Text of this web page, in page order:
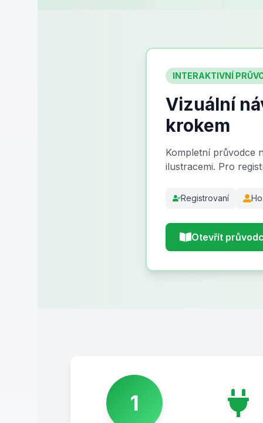
INTERAKTIVNÍ
Vizuální
krokem
Kompletní průvodce
ilustracemi. Pro
Registrovaní
Otevřít
1